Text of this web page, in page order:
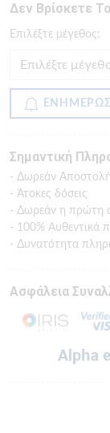
Δεν Βρίσκετε
Eπιλέξτε μέγεθος:
Σημαντική
- Δωρεάν Αποστολή
- Άτοκες δόσεις
- Δωρεάν η πρώτη
- 100% Αυθεντικά
- Δυνατότητα
Ασφάλεια